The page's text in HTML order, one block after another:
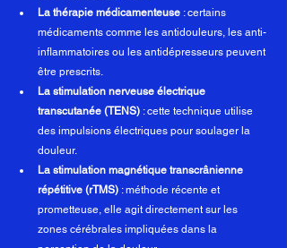
La thérapie médicamenteuse : certains
médicaments comme les antidouleurs, les anti-
inflammatoires ou les antidépresseurs peuvent
être prescrits.
La stimulation nerveuse électrique
transcutanée (TENS) : cette technique utilise
des impulsions électriques pour soulager la
douleur.
La stimulation magnétique transcrânienne
répétitive (rTMS) : méthode récente et
prometteuse, elle agit directement sur les
zones cérébrales impliquées dans la